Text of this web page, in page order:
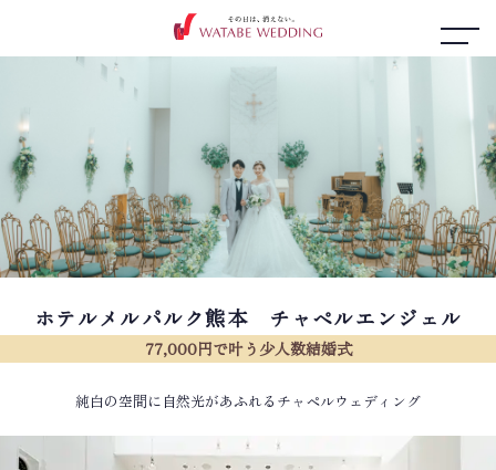
ホテルメルパルク熊本 チャペルエンジェル
77,000円で叶う少人数結婚式
純白の空間に自然光があふれるチャペルウェディング